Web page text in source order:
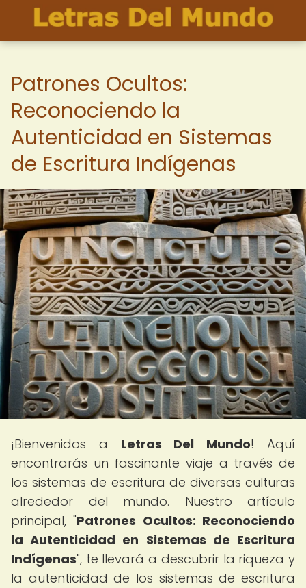
Patrones Ocultos:
Reconociendo la
Autenticidad en Sistemas
de Escritura Indígenas
¡Bienvenidos a Letras Del Mundo! Aquí
encontrarás un fascinante viaje a través de
los sistemas de escritura de diversas culturas
alrededor del mundo. Nuestro artículo
principal, "Patrones Ocultos: Reconociendo
la Autenticidad en Sistemas de Escritura
Indígenas", te llevará a descubrir la riqueza y
la autenticidad de los sistemas de escritura